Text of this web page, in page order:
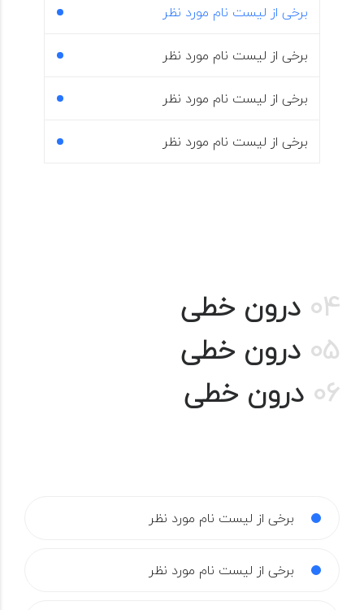
برخی از لیست نام مورد نظر
برخی از لیست نام مورد نظر
برخی از لیست نام مورد نظر
برخی از لیست نام مورد نظر
04 درون خطی
05 درون خطی
06 درون خطی
برخی از لیست نام مورد نظر
برخی از لیست نام مورد نظر